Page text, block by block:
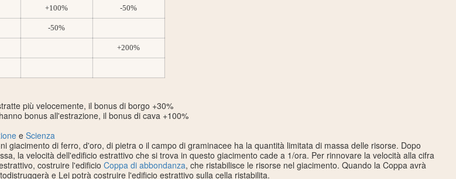
+100% -50%
-50%
+200%
più velocemente, il bonus di borgo +30%
bonus all'estrazione, il bonus di cava +100%
eScienza
giacimento di ferro, d'oro, di pietra o il campo di graminacee ha la quantità limitata di massa delle risorse. Dopo
la velocità dell'edificio estrattivo che si trova in questo giacimento cade a 1/ora. Per rinnovare la velocità alla cifra
costruire l'edificioCoppa di abbondanza, che ristabilisce le risorse nel giacimento. Quando la Coppa avrà
e Lei potrà costruire l'edificio estrattivo sulla cella ristabilita.